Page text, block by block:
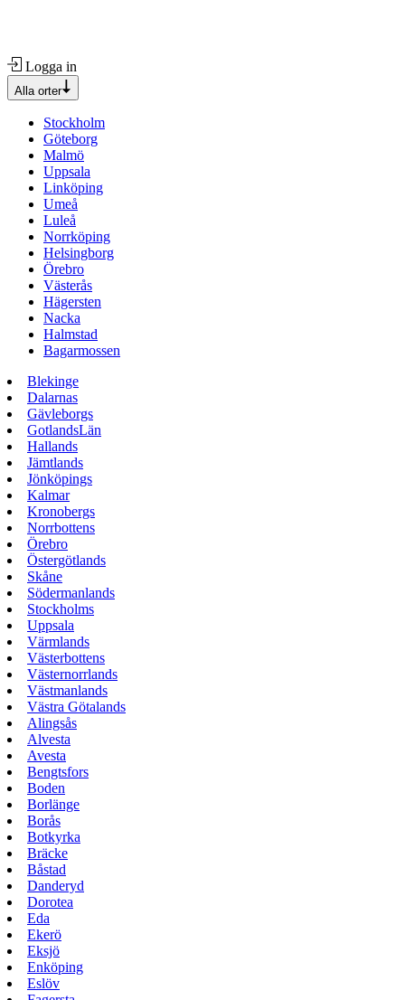
Logga in
Alla orter
Stockholm
Göteborg
Malmö
Uppsala
Linköping
Umeå
Luleå
Norrköping
Helsingborg
Örebro
Västerås
Hägersten
Nacka
Halmstad
Bagarmossen
Blekinge
Dalarnas
Gävleborgs
GotlandsLän
Hallands
Jämtlands
Jönköpings
Kalmar
Kronobergs
Norrbottens
Örebro
Östergötlands
Skåne
Södermanlands
Stockholms
Uppsala
Värmlands
Västerbottens
Västernorrlands
Västmanlands
Västra Götalands
Alingsås
Alvesta
Avesta
Bengtsfors
Boden
Borlänge
Borås
Botkyrka
Bräcke
Båstad
Danderyd
Dorotea
Eda
Ekerö
Eksjö
Enköping
Eslöv